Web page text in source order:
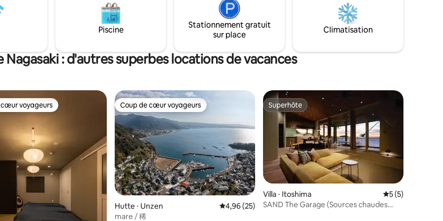
avant la guerre le long de
Mogi Kaido. Il se trouve
à pied de Thought Bridge, le
de Nagasaki.Il se trouve à 15
découvrir le paysage
Nagasaki tout en étant
Chinatown et de Dejima. La
a modernisé la cuisine, les
salle de bains, les toilettes et
d'eau tout en utilisant les
poutres de l'époque où il a
* Bien que nous nettoyons,
est vieux et la poussière
fournissons un
etc. si vous en avez besoin
Il y a une télévision
(Amazon Prime TV) dans la
seconde de marche)
vos proches. Les intérieurs spacieux sont
également parfaits pour les séjours en
groupe ou en famille. Depuis le salon,
vous pourrez vous détendre en
moment de luxe. À 20 minutes en
voiture de l'aéroport de Nagasaki, avec
point de départ pour visiter Nagasaki. Il
est possible de réaliser différents types
de voyages, comme une balade en
voiture à Huis Ten Bosch ou dans la ville
de Nagasaki, ou des visites touristiques
autour de la baie d'Omura. « Profiter de la
vue » « Passer du temps en famille »
« Discuter entre amis » Il s'agit d'une
location de maison entière, semblable à
un refuge au sommet d'une colline, qui
vous permettra de vivre de tels
moments privilégiés.
étage de la salle de bain ▶Un au premier
étage des toilettes ▶ 2 chambres au
deuxième étage (1 lit double, 2 lits
simples, 1 ensemble de futons)
équipé avec climatisation dans chaque
chambre (3) ▶Parking gratuit pour 2
▶Séchoir à cheveux, fer droit et fer à
repasser ▶Nettoyage, lavage du visage,
lotion, émulsion ▶Équipements • • •
Brosse à dents, serviette pour le corps,
shampoing, revitalisant et nettoyant
pour le corps
Piscine
Stationnement gratuit
sur place
Climatisation
Nagasaki : d'autres superbes locations de vacances
sur la base de 12 commentaires : 5 sur 5
cœur voyageurs
voyageurs Coup de cœur voyageurs
Coup de cœur voyageurs
Hutte ⋅ Unzen Évaluation moyenne sur la base de 25 commentaires : 4,96 sur 5
4,96 (25)
mare / 稀
Superhôte
Superhôte
Villa ⋅ Itoshima Évaluation
5 (5)
SAND The Garage (Sources chaudes